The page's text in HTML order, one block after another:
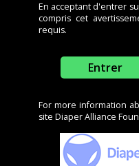
En acceptant d'entrer
compris cet
requis.
Entrer
For more information
site Diaper Alliance